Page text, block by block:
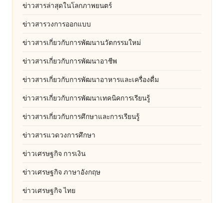
ข่าวสารล่าสุดในโลกภาพยนตร์
ข่าวสารวงการออกแบบ
ข่าวสารเกี่ยวกับการพัฒนานวัตกรรมใหม่
ข่าวสารเกี่ยวกับการพัฒนาอาชีพ
ข่าวสารเกี่ยวกับการพัฒนาอาหารและเครื่องดื่ม
ข่าวสารเกี่ยวกับการพัฒนาเทคนิคการเรียนรู้
ข่าวสารเกี่ยวกับการศึกษาและการเรียนรู้
ข่าวสารแวดวงการศึกษา
ข่าวเศรษฐกิจ การเงิน
ข่าวเศรษฐกิจ ภาษาอังกฤษ
ข่าวเศรษฐกิจ ไทย